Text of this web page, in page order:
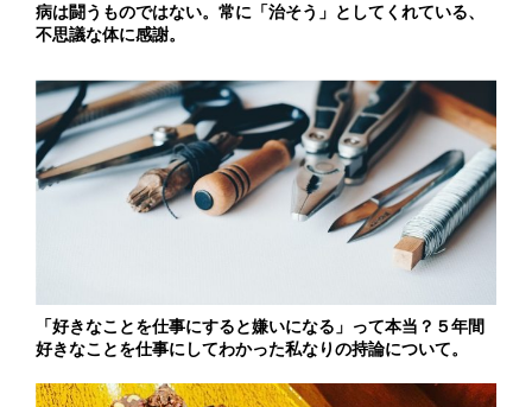
病は闘うものではない。常に「治そう」としてくれている、
不思議な体に感謝。
「好きなことを仕事にすると嫌いになる」って本当？５年間
好きなことを仕事にしてわかった私なりの持論について。